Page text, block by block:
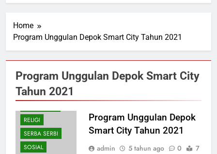
Home
Program Unggulan Depok Smart City Tahun 2021
Program Unggulan Depok Smart City
Tahun 2021
BUDAYA
NASIONAL
OLAHRAGA
RELIGI
SERBA SERBI
SOSIAL
Program Unggulan Depok
Smart City Tahun 2021
admin 5 tahun ago 0
7